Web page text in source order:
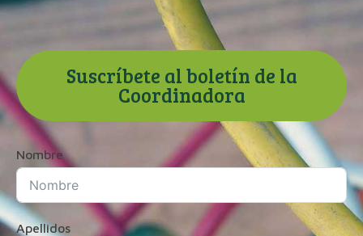
Suscríbete al boletín de la
Coordinadora
Nombre
Apellidos